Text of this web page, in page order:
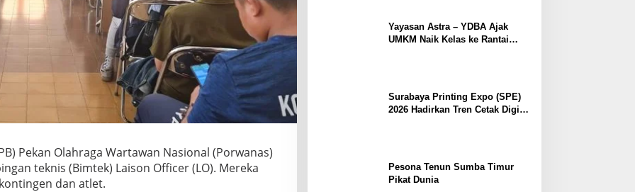
Pekan Olahraga Wartawan Nasional (Porwanas)
teknis (Bimtek) Laison Officer (LO). Mereka
dan atlet.
Yayasan Astra – YDBA Ajak
UMKM Naik Kelas ke Rantai
Surabaya Printing Expo (SPE)
2026 Hadirkan Tren Cetak Digital
Pesona Tenun Sumba Timur
Pikat Dunia